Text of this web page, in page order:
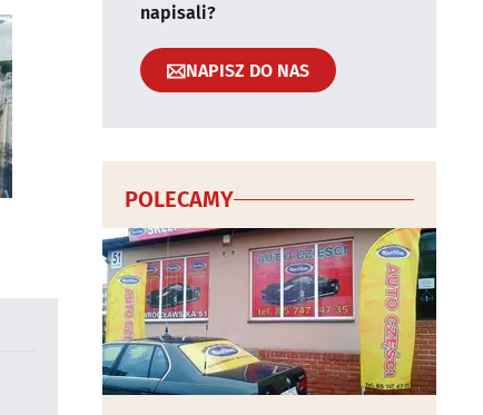
napisali?
NAPISZ DO NAS
POLECAMY